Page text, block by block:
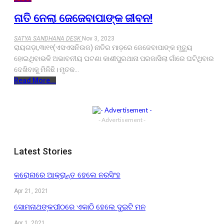
ନାତି ନେଲା ଜେଜେବାପାଙ୍କ ଜୀବନ!
SATYA SANDHANA DESK Nov 3, 2023
ରାୟଗଡ଼ା,୩ା୧୧(ଏସଏସନିଉଜ) ନାତିର ମାଡ଼ରେ ଜେଜେବାପାଙ୍କ ମୃତ୍ୟୁ
ହୋଇଥିବାଭଳି ଅଭାବନୀୟ ଘଟଣା କାଶୀପୁରଥାନା ପରଜାସିଲା ଗାଁରେ ଘଟିଥିବାର
ଦେଖିବାକୁ ମିଳିଛି। ମୃତକ…
Read More...
- Advertisement -
Latest Stories
କରୋନାରେ ଆକ୍ରାନ୍ତ ହେଲେ ନରସିଂହ
Apr 21, 2021
ସୋମନାଥଙ୍କପୀଠରେ ଏକାଠି ହେଲେ ଦୁଇଟି ମନ